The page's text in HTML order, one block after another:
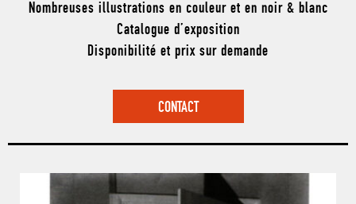
Nombreuses illustrations en couleur et en noir & blanc
Catalogue d’exposition
Disponibilité et prix sur demande
CONTACT